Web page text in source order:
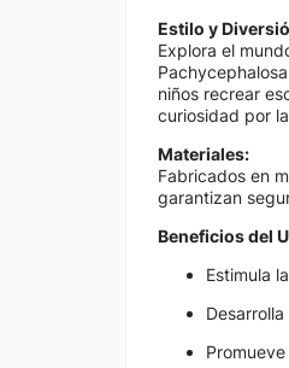
Estilo y
Explora el
niños recrear
curiosidad por
Materiales:
Fabricados en
garantizan
Beneficios del
Estimula